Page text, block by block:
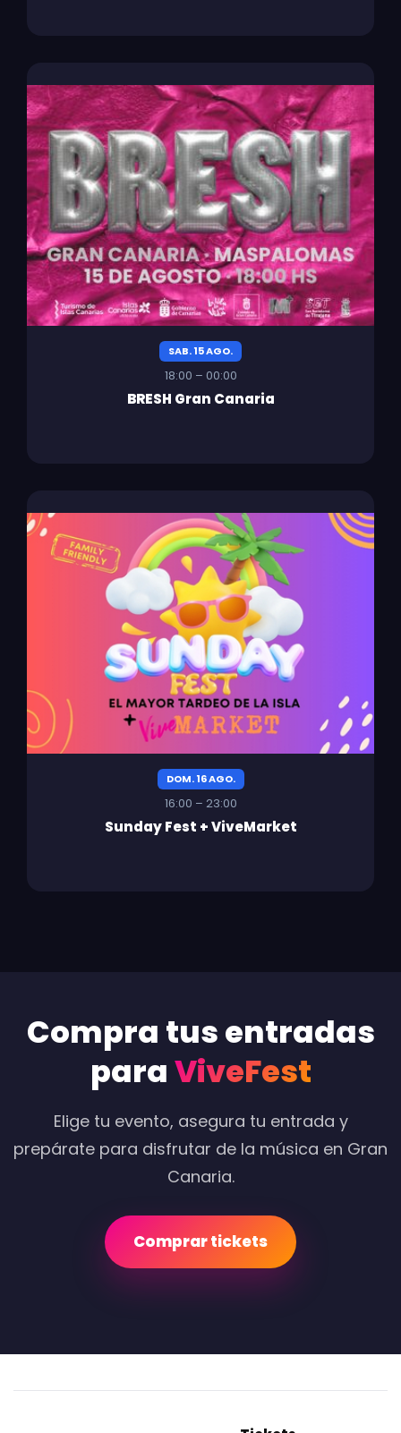
SAB. 15 AGO.
18:00 – 00:00
BRESH Gran Canaria
DOM. 16 AGO.
16:00 – 23:00
Sunday Fest + ViveMarket
Compra tus entradas
paraViveFest
Elige tu evento, asegura tu entrada y
prepárate para disfrutar de la música en Gran
Canaria.
Comprar tickets